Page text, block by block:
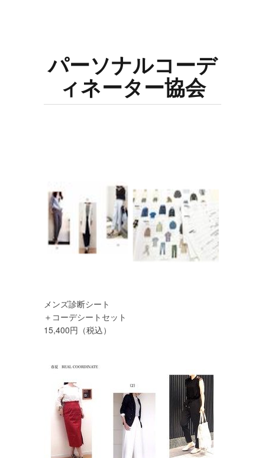
パーソナルコーデ
ィネーター協会
メンズ診断シート
＋コーデシートセット
15,400円（税込）